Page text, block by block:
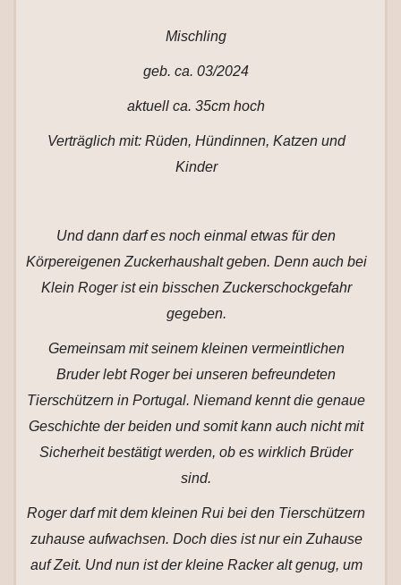
Mischling
geb. ca. 03/2024
aktuell ca. 35cm hoch
Verträglich mit: Rüden, Hündinnen, Katzen und
Kinder
Und dann darf es noch einmal etwas für den
Körpereigenen Zuckerhaushalt geben. Denn auch bei
Klein Roger ist ein bisschen Zuckerschockgefahr
gegeben.
Gemeinsam mit seinem kleinen vermeintlichen
Bruder lebt Roger bei unseren befreundeten
Tierschützern in Portugal. Niemand kennt die genaue
Geschichte der beiden und somit kann auch nicht mit
Sicherheit bestätigt werden, ob es wirklich Brüder
sind.
Roger darf mit dem kleinen Rui bei den Tierschützern
zuhause aufwachsen. Doch dies ist nur ein Zuhause
auf Zeit. Und nun ist der kleine Racker alt genug, um